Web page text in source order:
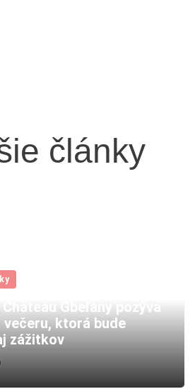
články
Château Gbeľany pozýva
ktorá bude
zážitkov